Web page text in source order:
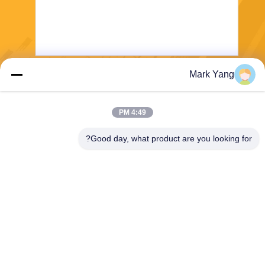
Mark Yang
4:49 PM
Good day, what product are you looking for?